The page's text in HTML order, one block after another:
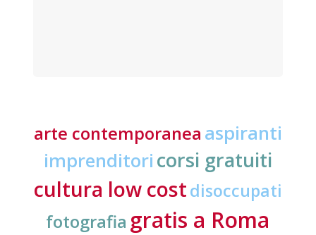
arte contemporanea aspiranti
imprenditori corsi gratuiti
cultura low costdisoccupati
fotografia gratis a Roma